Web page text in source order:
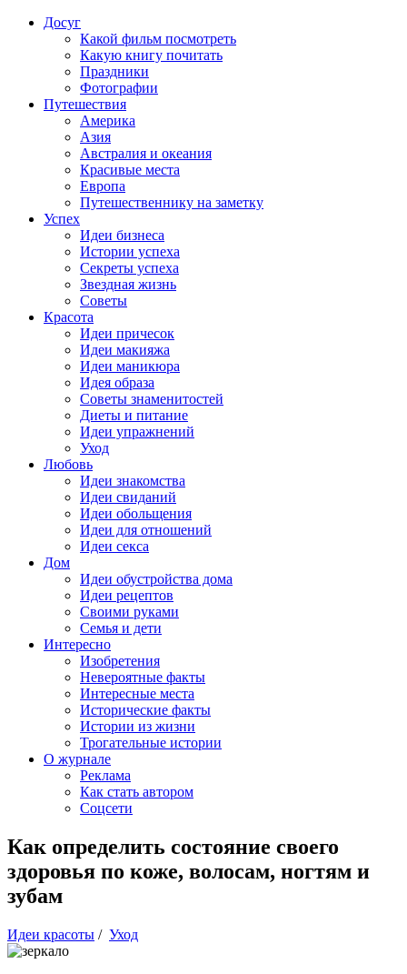
Досуг
Какой фильм посмотреть
Какую книгу почитать
Праздники
Фотографии
Путешествия
Америка
Азия
Австралия и океания
Красивые места
Европа
Путешественнику на заметку
Успех
Идеи бизнеса
Истории успеха
Секреты успеха
Звездная жизнь
Советы
Красота
Идеи причесок
Идеи макияжа
Идеи маникюра
Идея образа
Советы знаменитостей
Диеты и питание
Идеи упражнений
Уход
Любовь
Идеи знакомства
Идеи свиданий
Идеи обольщения
Идеи для отношений
Идеи секса
Дом
Идеи обустройства дома
Идеи рецептов
Своими руками
Семья и дети
Интересно
Изобретения
Невероятные факты
Интересные места
Исторические факты
Истории из жизни
Трогательные истории
О журнале
Реклама
Как стать автором
Соцсети
Как определить состояние своего
здоровья по коже, волосам, ногтям и
зубам
Идеи красоты / Уход